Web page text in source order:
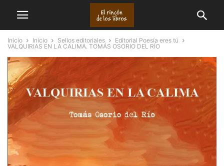
Inicio Inicio Sellos editoriales
Editorial Poesía eres tú
VALQUIRIAS EN LA CALIMA. TOMÁS OSORIO DEL RÍO